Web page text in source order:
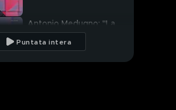
Antonio Medugno: "La
separazione dei miei
genitori"
Puntata intera